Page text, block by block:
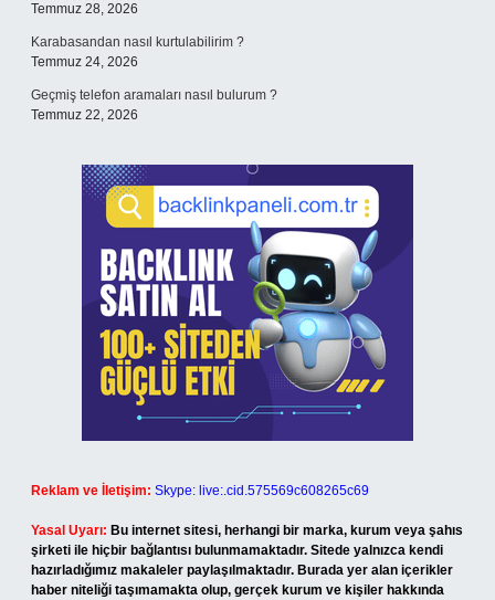
Temmuz 28, 2026
Karabasandan nasıl kurtulabilirim ?
Temmuz 24, 2026
Geçmiş telefon aramaları nasıl bulurum ?
Temmuz 22, 2026
Reklam ve İletişim: Skype: live:.cid.575569c608265c69
Yasal Uyarı: Bu internet sitesi, herhangi bir marka, kurum veya şahıs
şirketi ile hiçbir bağlantısı bulunmamaktadır. Sitede yalnızca kendi
hazırladığımız makaleler paylaşılmaktadır. Burada yer alan içerikler
haber niteliği taşımamakta olup, gerçek kurum ve kişiler hakkında